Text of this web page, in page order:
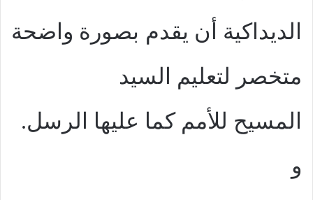
الديداكية أن يقدم بصورة واضحة
متخصر لتعليم السيد
المسيح للأمم كما عليها الرسل.
و